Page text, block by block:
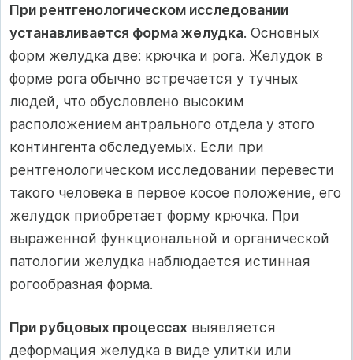
При рентгенологическом исследовании
устанавливается форма желудка. Основных
форм желудка две: крючка и рога. Желудок в
форме рога обычно встречается у тучных
людей, что обусловлено высоким
расположением антрального отдела у этого
контингента обследуемых. Если при
рентгенологическом исследовании перевести
такого человека в первое косое положение, его
желудок приобретает форму крючка. При
выраженной функциональной и органической
патологии желудка наблюдается истинная
рогообразная форма.
При рубцовых процессах выявляется
деформация желудка в виде улитки или